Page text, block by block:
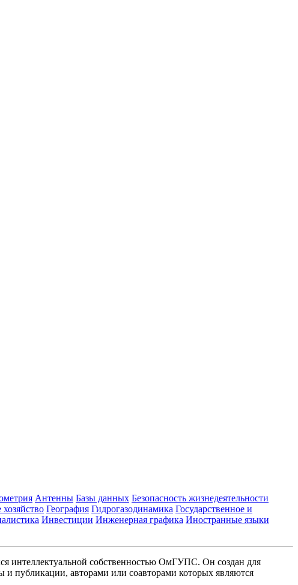
Антенны Базы данных Безопасность жизнедеятельности
География Гидрогазодинамика Государственное и
Инвестиции Инженерная графика Иностранные языки
интеллектуальной собственностью ОмГУПС. Он создан для
публикации, авторами или соавторами которых являются